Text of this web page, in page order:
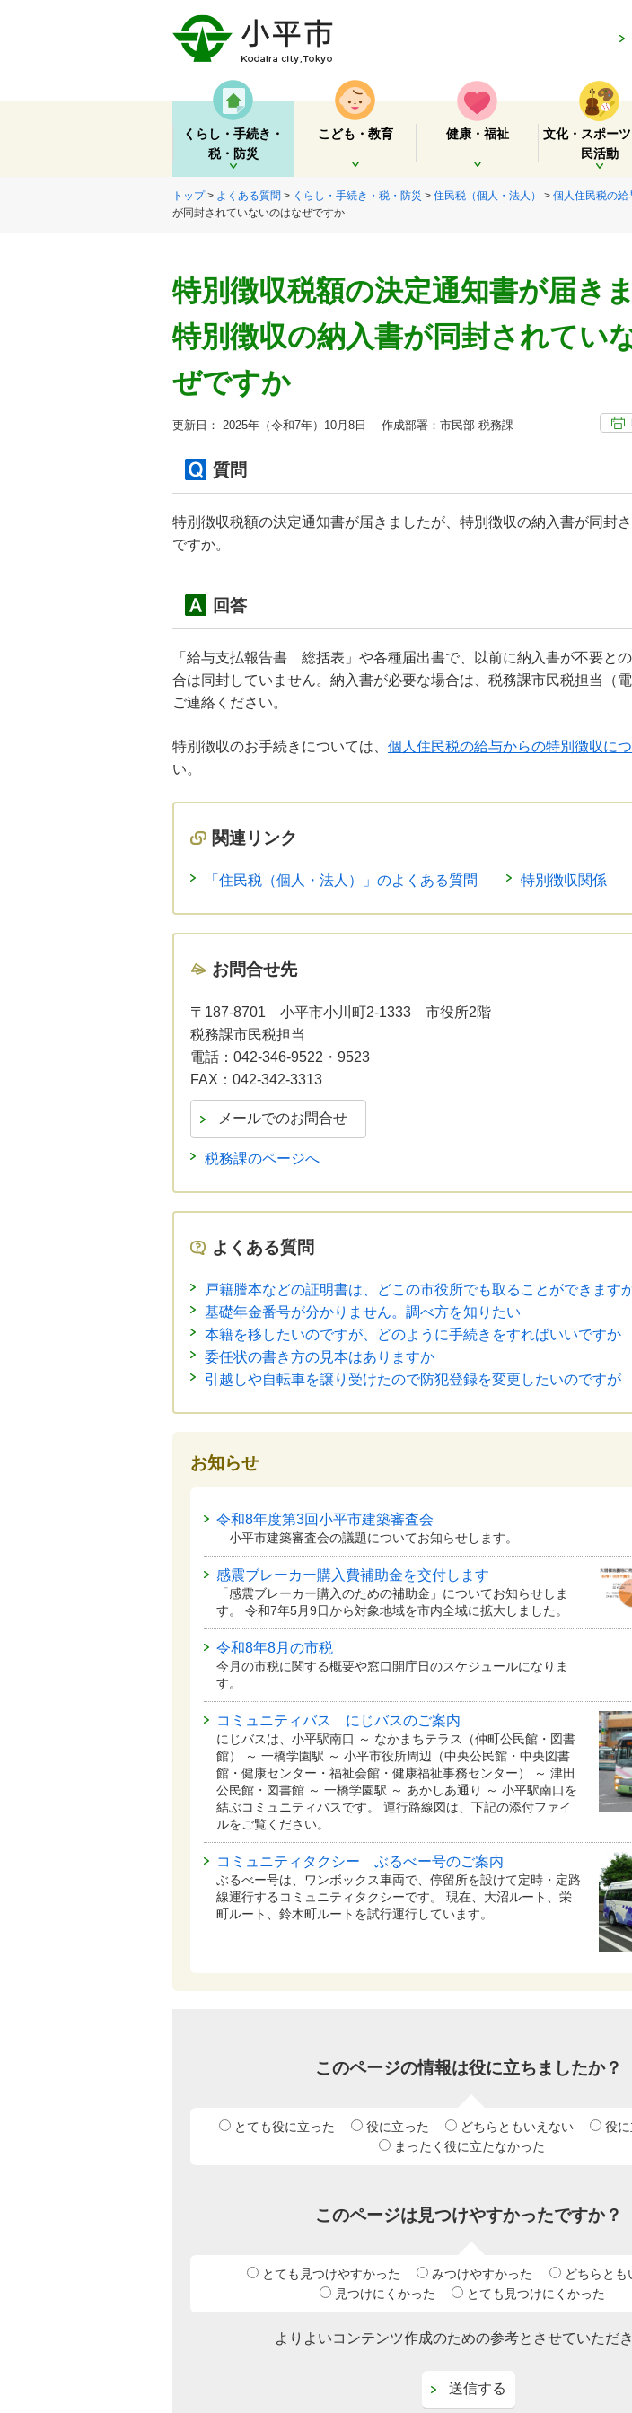
くらし・手続き・
税・防災
開く
こども・教育
開く
健康・福祉
開く
文化・スポー
民活動
開く
トップ> よくある質問 > くらし・手続き・税・防災 > 住民税（個人・法人） > 個人住民税の給
が同封されていないのはなぜですか
特別徴収税額の決定通知書が届き
特別徴収の納入書が同封されてい
ぜですか
更新日： 2025年（令和7年）10月8日 作成部署：市民部 税務課
質問
特別徴収税額の決定通知書が届きましたが、特別徴収の納入書が同封
ですか。
回答
「給与支払報告書 総括表」や各種届出書で、以前に納入書が不要と
合は同封していません。納入書が必要な場合は、税務課市民税担当（
ご連絡ください。
特別徴収のお手続きについては、 個人住民税の給与からの特別徴収に
い。
関連リンク
「住民税（個人・法人）」のよくある質問 特別徴収関係
お問合せ先
〒187-8701 小平市小川町2-1333 市役所2階
税務課市民税担当
電話： 042-346-9522・9523
FAX： 042-342-3313
税務課のページへ
よくある質問
戸籍謄本などの証明書は、どこの市役所でも取ることができます
基礎年金番号が分かりません。調べ方を知りたい
本籍を移したいのですが、どのように手続きをすればいいですか
委任状の書き方の見本はありますか
引越しや自転車を譲り受けたので防犯登録を変更したいのですが
お知らせ
令和8年度第3回小平市建築審査会
小平市建築審査会の議題についてお知らせします。
感震ブレーカー購入費補助金を交付します
「感震ブレーカー購入のための補助金」についてお知らせしま
す。 令和7年5月9日から対象地域を市内全域に拡大しました。
令和8年8月の市税
今月の市税に関する概要や窓口開庁日のスケジュールになりま
す。
コミュニティバス にじバスのご案内
にじバスは、小平駅南口 ～ なかまちテラス（仲町公民館・図書
館） ～ 一橋学園駅 ～ 小平市役所周辺（中央公民館・中央図書
館・健康センター・福祉会館・健康福祉事務センター） ～ 津田
公民館・図書館 ～ 一橋学園駅 ～ あかしあ通り ～ 小平駅南口を
結ぶコミュニティバスです。 運行路線図は、下記の添付ファイ
ルをご覧ください。
コミュニティタクシー ぶるべー号のご案内
ぶるべー号は、ワンボックス車両で、停留所を設けて定時・定路
線運行するコミュニティタクシーです。 現在、大沼ルート、栄
町ルート、鈴木町ルートを試行運行しています。
このページの情報は役に立ちましたか？
とても役に立った 役に立った どちらともいえない
役
まったく役に立たなかった
このページは見つけやすかったですか？
とても見つけやすかった みつけやすかった
どちらとも
見つけにくかった
とても見つけにくかった
よりよいコンテンツ作成のための参考とさせていただ